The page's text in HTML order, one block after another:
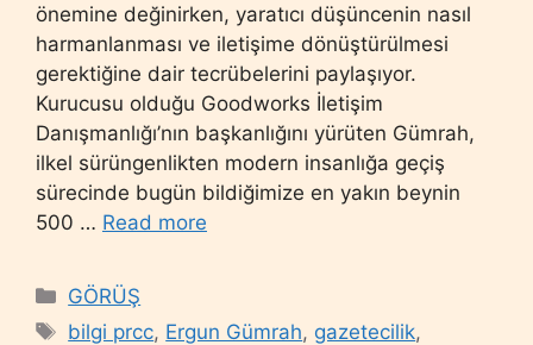
önemine değinirken, yaratıcı düşüncenin nasıl
harmanlanması ve iletişime dönüştürülmesi
gerektiğine dair tecrübelerini paylaşıyor.
Kurucusu olduğu Goodworks İletişim
Danışmanlığı’nın başkanlığını yürüten Gümrah,
ilkel sürüngenlikten modern insanlığa geçiş
sürecinde bugün bildiğimize en yakın beynin
500 … Read more
Categories
GÖRÜŞ
Tags
bilgi prcc, Ergun Gümrah, gazetecilik,